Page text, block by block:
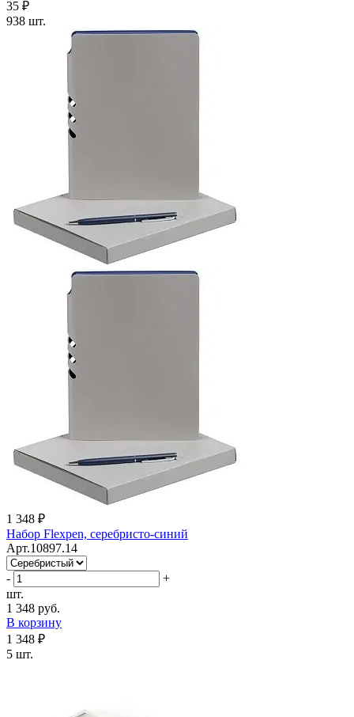
35 ₽
938 шт.
1 348 ₽
Набор Flexpen, серебристо-синий
Арт.10897.14
-
+
шт.
1 348 руб.
В корзину
1 348 ₽
5 шт.